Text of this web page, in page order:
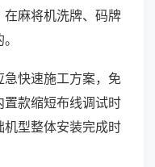
麻将机洗牌、码牌
快速施工方案，免
款缩短布线调试时
型整体安装完成时